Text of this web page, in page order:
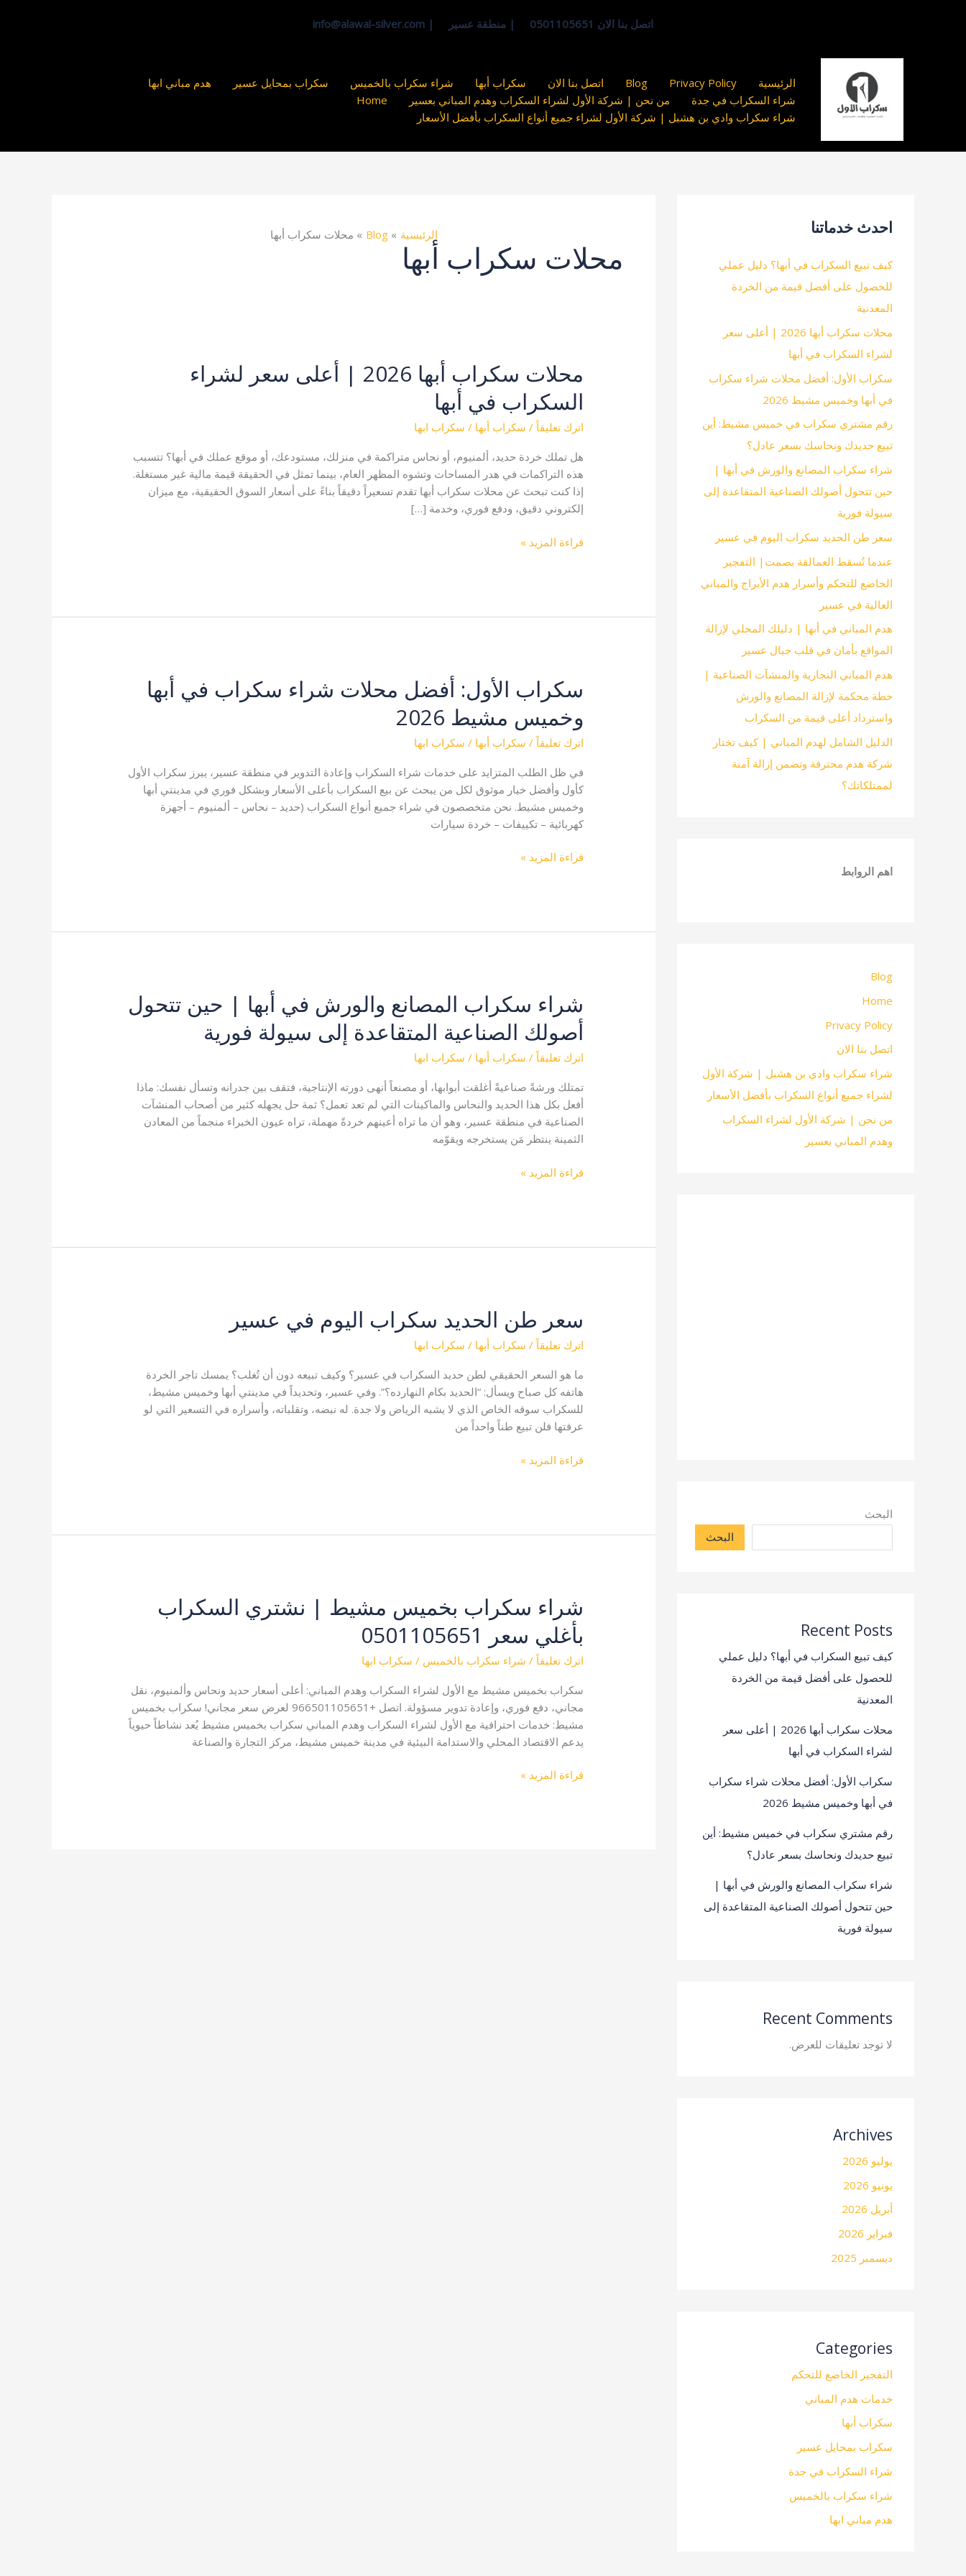
اتصل بنا الان 0501105651 | منطقة عسير | info@alawal-silver.com
الرئيسية Privacy Policy
Blog اتصل بنا الان سكراب أبها شراء سكراب بالخميس سكراب بمحايل عسير
هدم مباني ابها
شراء السكراب في جدة
من نحن | شركة الأول لشراء السكراب وهدم المباني بعسير
Home
شراء سكراب وادي بن هشبل | شركة الأول لشراء جميع أنواع السكراب بأفضل الأسعار
احدث خدماتنا
كيف تبيع السكراب في أبها؟ دليل عملي
للحصول على أفضل قيمة من الخردة
المعدنية
محلات سكراب أبها 2026 | أعلى سعر
لشراء السكراب في أبها
سكراب الأول: أفضل محلات شراء سكراب
في أبها وخميس مشيط 2026
رقم مشتري سكراب في خميس مشيط: أين
تبيع حديدك ونحاسك بسعر عادل؟
شراء سكراب المصانع والورش في أبها |
حين تتحول أصولك الصناعية المتقاعدة إلى
سيولة فورية
سعر طن الحديد سكراب اليوم في عسير
عندما تُسقط العمالقة بصمت| التفجير
الخاضع للتحكم وأسرار هدم الأبراج والمباني
العالية في عسير
هدم المباني في أبها | دليلك المحلي لإزالة
المواقع بأمان في قلب جبال عسير
هدم المباني التجارية والمنشآت الصناعية |
خطة محكمة لإزالة المصانع والورش
واسترداد أعلى قيمة من السكراب
الدليل الشامل لهدم المباني | كيف تختار
شركة هدم محترفة وتضمن إزالة آمنة
لممتلكاتك؟
اهم الروابط
Blog
Home
Privacy Policy
اتصل بنا الان
شراء سكراب وادي بن هشبل | شركة الأول
لشراء جميع أنواع السكراب بأفضل الأسعار
من نحن | شركة الأول لشراء السكراب
وهدم المباني بعسير
البحث
البحث
Recent Posts
كيف تبيع السكراب في أبها؟ دليل عملي
للحصول على أفضل قيمة من الخردة
المعدنية
محلات سكراب أبها 2026 | أعلى سعر
لشراء السكراب في أبها
سكراب الأول: أفضل محلات شراء سكراب
في أبها وخميس مشيط 2026
رقم مشتري سكراب في خميس مشيط: أين
تبيع حديدك ونحاسك بسعر عادل؟
شراء سكراب المصانع والورش في أبها |
حين تتحول أصولك الصناعية المتقاعدة إلى
سيولة فورية
Recent Comments
لا توجد تعليقات للعرض.
Archives
يوليو 2026
يونيو 2026
أبريل 2026
فبراير 2026
ديسمبر 2025
Categories
التفجير الخاضع للتحكم
خدمات هدم المباني
سكراب أبها
سكراب بمحايل عسير
شراء السكراب في جدة
شراء سكراب بالخميس
هدم مباني ابها
الرئيسية Blog محلات سكراب أبها
محلات سكراب أبها
محلات سكراب أبها 2026 | أعلى سعر لشراء
السكراب في أبها
اترك تعليقاً / سكراب أبها / سكراب ابها
هل تملك خردة حديد، ألمنيوم، أو نحاس متراكمة في منزلك، مستودعك، أو موقع عملك في أبها؟ تتسبب
هذه التراكمات في هدر المساحات وتشوه المظهر العام، بينما تمثل في الحقيقة قيمة مالية غير مستغلة.
إذا كنت تبحث عن محلات سكراب أبها تقدم تسعيراً دقيقاً بناءً على أسعار السوق الحقيقية، مع ميزان
إلكتروني دقيق، ودفع فوري، وخدمة […]
محلات
سكراب
2026
أعلى
سعر
لشراء
السكراب
أبها
قراءة المزيد »
سكراب الأول: أفضل محلات شراء سكراب في أبها
وخميس مشيط 2026
اترك تعليقاً / سكراب أبها / سكراب ابها
في ظل الطلب المتزايد على خدمات شراء السكراب وإعادة التدوير في منطقة عسير، يبرز سكراب الأول
كأول وأفضل خيار موثوق لكل من يبحث عن بيع السكراب بأعلى الأسعار وبشكل فوري في مدينتي أبها
وخميس مشيط. نحن متخصصون في شراء جميع أنواع السكراب (حديد – نحاس – ألمنيوم – أجهزة
كهربائية – تكييفات – خردة سيارات
سكراب
الأول:
أفضل
محلات
شراء
سكراب
في
أبها
وخميس
2026
قراءة المزيد »
شراء سكراب المصانع والورش في أبها | حين تتحول
أصولك الصناعية المتقاعدة إلى سيولة فورية
اترك تعليقاً / سكراب أبها / سكراب ابها
تمتلك ورشةً صناعيةً أغلقت أبوابها، أو مصنعاً أنهى دورته الإنتاجية، فتقف بين جدرانه وتسأل نفسك: ماذا
أفعل بكل هذا الحديد والنحاس والماكينات التي لم تعد تعمل؟ ثمة حل يجهله كثير من أصحاب المنشآت
الصناعية في منطقة عسير، وهو أن ما تراه أعينهم خردةً مهملة، تراه عيون الخبراء منجماً من المعادن
الثمينة ينتظر مَن يستخرجه ويقوّمه
شراء
سكراب
المصانع
والورش
في
أبها
|
حين
تتحول
الصناعية
قراءة المزيد »
سعر طن الحديد سكراب اليوم في عسير
اترك تعليقاً / سكراب أبها / سكراب ابها
ما هو السعر الحقيقي لطن حديد السكراب في عسير؟ وكيف تبيعه دون أن تُغلب؟ يمسك تاجر الخردة
هاتفه كل صباح ويسأل: “الحديد بكام النهارده؟”. وفي عسير، وتحديداً في مدينتي أبها وخميس مشيط،
للسكراب سوقه الخاص الذي لا يشبه الرياض ولا جدة. له نبضه، وتقلباته، وأسراره في التسعير التي لو
عرفتها فلن تبيع طناً واحداً من
طن
الحديد
اليوم
في
عسير
قراءة المزيد »
شراء سكراب بخميس مشيط | نشتري السكراب
بأغلي سعر 0501105651
اترك تعليقاً / شراء سكراب بالخميس / سكراب ابها
سكراب بخميس مشيط مع الأول لشراء السكراب وهدم المباني: أعلى أسعار حديد ونحاس وألمنيوم، نقل
مجاني، دفع فوري، وإعادة تدوير مسؤولة. اتصل +966501105651 لعرض سعر مجاني! سكراب بخميس
مشيط: خدمات احترافية مع الأول لشراء السكراب وهدم المباني سكراب بخميس مشيط يُعد نشاطاً حيوياً
يدعم الاقتصاد المحلي والاستدامة البيئية في مدينة خميس مشيط، مركز التجارة والصناعة
شراء
سكراب
بخميس
|
نشتري
السكراب
بأغلي
سعر
قراءة المزيد »